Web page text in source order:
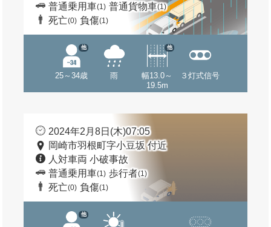
普通乗用車(1) 普通貨物車(1)
死亡(0) 負傷(1)
25～34歳
他
雨
幅13.0～
19.5m
他
３灯式信号
2024年2月8日(木)07:05
岡崎市羽根町字小豆坂 付近
人対車両 小破事故
普通乗用車(1) 歩行者(1)
死亡(0) 負傷(1)
他